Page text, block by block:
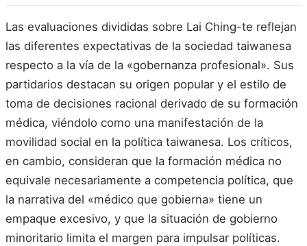
Las evaluaciones divididas sobre Lai Ching-te reflejan
las diferentes expectativas de la sociedad taiwanesa
respecto a la vía de la «gobernanza profesional». Sus
partidarios destacan su origen popular y el estilo de
toma de decisiones racional derivado de su formación
médica, viéndolo como una manifestación de la
movilidad social en la política taiwanesa. Los críticos,
en cambio, consideran que la formación médica no
equivale necesariamente a competencia política, que
la narrativa del «médico que gobierna» tiene un
empaque excesivo, y que la situación de gobierno
minoritario limita el margen para impulsar políticas.